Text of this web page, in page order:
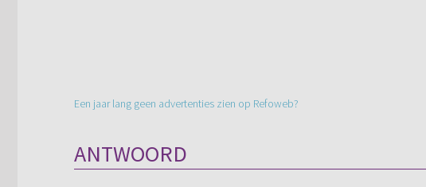
Een jaar lang geen advertenties zien op Refoweb?
ANTWOORD